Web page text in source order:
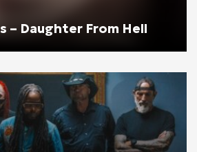
– Daughter From Hell